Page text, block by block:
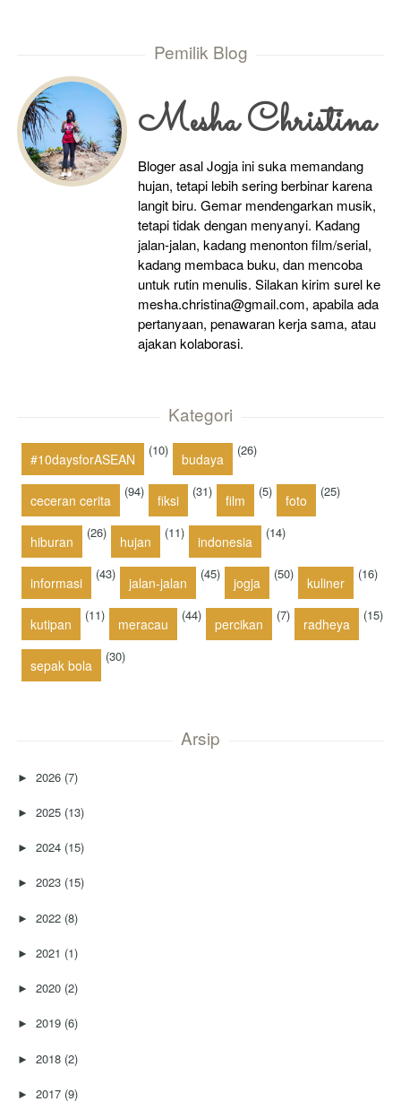
Pemilik Blog
Mesha Christina
Bloger asal Jogja ini suka memandang
hujan, tetapi lebih sering berbinar karena
langit biru. Gemar mendengarkan musik,
tetapi tidak dengan menyanyi. Kadang
jalan-jalan, kadang menonton film/serial,
kadang membaca buku, dan mencoba
untuk rutin menulis. Silakan kirim surel ke
mesha.christina@gmail.com, apabila ada
pertanyaan, penawaran kerja sama, atau
ajakan kolaborasi.
Kategori
#10daysforASEAN
(10)
budaya
(26)
ceceran cerita
(94)
fiksi
(31)
film
(5)
foto
(25)
hiburan
(26)
hujan
(11)
indonesia
(14)
informasi
(43)
jalan-jalan
(45)
jogja
(50)
kuliner
(16)
kutipan
(11)
meracau
(44)
percikan
(7)
radheya
(15)
sepak bola
(30)
Arsip
►2026 (7)
►2025 (13)
►2024 (15)
►2023 (15)
►2022 (8)
►2021 (1)
►2020 (2)
►2019 (6)
►2018 (2)
►2017 (9)